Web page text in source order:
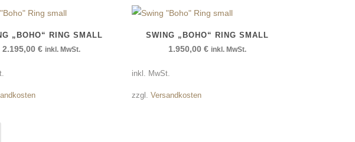
„BOHO“ RING SMALL
2.195,00 € inkl. MwSt.
SWING „BOHO“ RING SMALL
1.950,00 € inkl. MwSt.
inkl. MwSt.
zzgl. Versandkosten